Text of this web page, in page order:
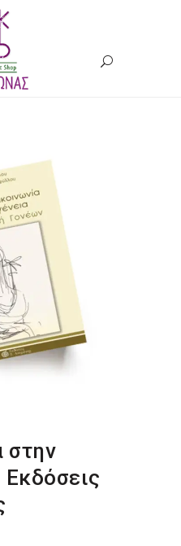
στην
Εκδόσεις